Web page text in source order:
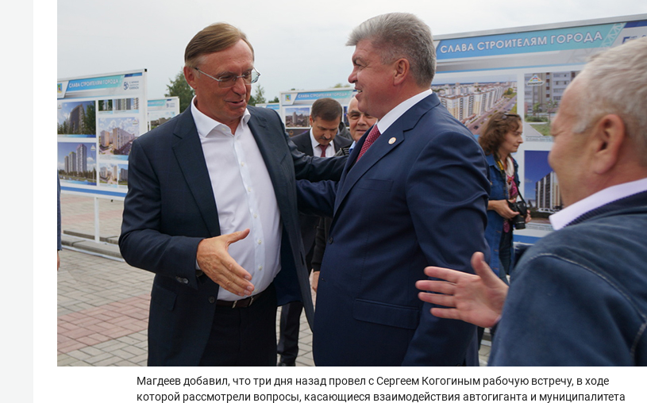
Магдеев добавил, что три дня назад провел с Сергеем Когогиным рабочую встречу, в ходе
которой рассмотрели вопросы, касающиеся взаимодействия автогиганта и муниципалитета